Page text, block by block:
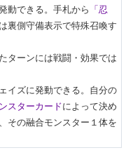
動できる。手札から
「忍
裏側守備表示で特殊召喚す
ターンには戦闘・効果では
イズに発動できる。自分の
スターカードによって決め
その融合モンスター１体を